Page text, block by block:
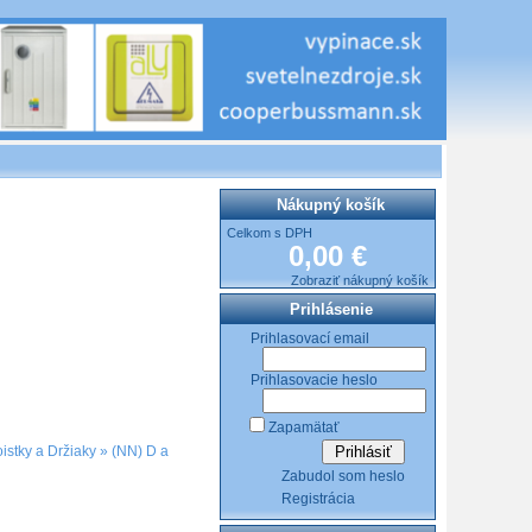
a Držiaky » (NN) D a
Nákupný košík
Celkom s DPH
0,00 €
Zobraziť nákupný košík
Prihlásenie
Prihlasovací email
Prihlasovacie heslo
Zapamätať
Zabudol som heslo
Registrácia